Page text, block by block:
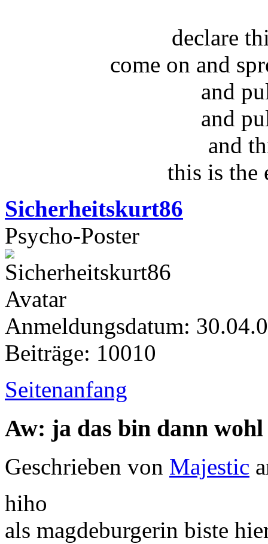
declare
come on and
and
and
and
this is the
Sicherheitskurt86
Psycho-Poster
Anmeldungsdatum:
Beiträge: 10010
Seitenanfang
Aw: ja das bin dann
Geschrieben von Majestic
hiho
als magdeburgerin biste